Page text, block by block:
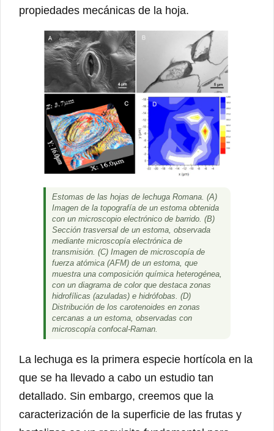
propiedades mecánicas de la hoja.
Estomas de las hojas de lechuga Romana. (A)
Imagen de la topografía de un estoma obtenida
con un microscopio electrónico de barrido. (B)
Sección trasversal de un estoma, observada
mediante microscopía electrónica de
transmisión. (C) Imagen de microscopía de
fuerza atómica (AFM) de un estoma, que
muestra una composición química heterogénea,
con un diagrama de color que destaca zonas
hidrofílicas (azuladas) e hidrófobas. (D)
Distribución de los carotenoides en zonas
cercanas a un estoma, observadas con
microscopía confocal-Raman.
La lechuga es la primera especie hortícola en la
que se ha llevado a cabo un estudio tan
detallado. Sin embargo, creemos que la
caracterización de la superficie de las frutas y